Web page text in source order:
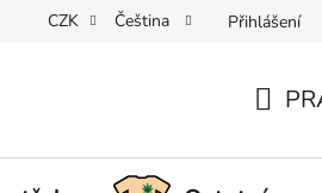
CZK Čeština Přihlášení